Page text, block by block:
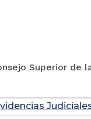
Superior de